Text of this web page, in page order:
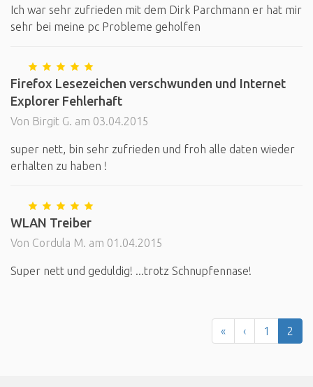
Ich war sehr zufrieden mit dem Dirk Parchmann er hat mir
sehr bei meine pc Probleme geholfen
Firefox Lesezeichen verschwunden und Internet
Explorer Fehlerhaft
Von Birgit G. am 03.04.2015
super nett, bin sehr zufrieden und froh alle daten wieder
erhalten zu haben !
WLAN Treiber
Von Cordula M. am 01.04.2015
Super nett und geduldig! ...trotz Schnupfennase!
« ‹ 1 2